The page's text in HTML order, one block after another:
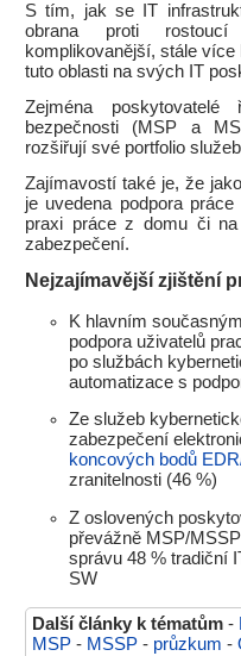
S tím, jak se IT
obrana proti rostoucí
komplikovanější, stále
tuto oblasti na svých IT
Zejména
bezpečnosti (MSP a
rozšiřují své portfolio
Zajímavostí také je, že
je uvedena podpora
praxi práce z domu či
zabezpečení.
Nejzajímavější zjištění
K hlavním
podpora uživatelů
po službách
automatizace s
Ze služeb
zabezpečení
koncových bodů
zranitelnosti (46 %)
Z oslovených
převážně MSP/
správu 48 % tradiční
SW
Další články k tématům -
MSP - MSSP - průzkum -